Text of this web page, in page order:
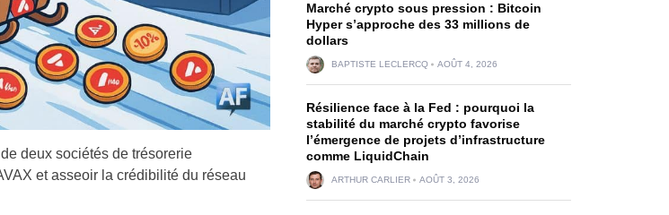
deux sociétés de trésorerie
et asseoir la crédibilité du réseau
Marché crypto sous pression : Bitcoin
Hyper s’approche des 33 millions de
dollars
BAPTISTE LECLERCQ AOÛT 4, 2026
Résilience face à la Fed : pourquoi la
stabilité du marché crypto favorise
l’émergence de projets d’infrastructure
comme LiquidChain
ARTHUR CARLIER AOÛT 3, 2026